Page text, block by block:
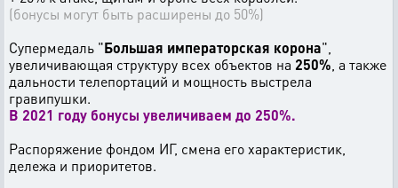
(бонусы могут быть расширены до 50%)
Супермедаль "Большая императорская корона",
увеличивающая структуру всех объектов на 250% , а также
дальности телепортаций и мощность выстрела
гравипушки.
В 2021 году бонусы увеличиваем до 250%.
Распоряжение фондом ИГ, смена его характеристик,
дележа и приоритетов.